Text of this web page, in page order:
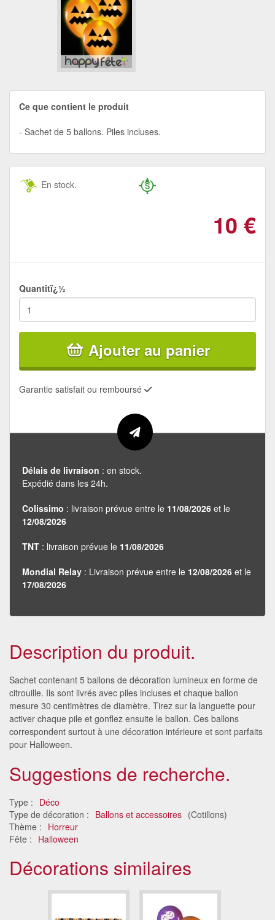
Ce que contient le produit
Sachet de 5 ballons. Piles incluses.
En stock.
10 €
Quantitï¿½
Ajouter au panier
Garantie satisfait ou remboursé
Délais de livraison : en stock.
Expédié dans les 24h.
Colissimo : livraison prévue entre le 11/08/2026 et le
12/08/2026
TNT : livraison prévue le 11/08/2026
Mondial Relay : Livraison prévue entre le 12/08/2026 et le
17/08/2026
Description du produit.
Sachet contenant 5 ballons de décoration lumineux en forme de
citrouille. Ils sont livrés avec piles incluses et chaque ballon
mesure 30 centimètres de diamètre. Tirez sur la languette pour
activer chaque pile et gonflez ensuite le ballon. Ces ballons
correspondent surtout à une décoration intérieure et sont parfaits
pour Halloween.
Suggestions de recherche.
Type : Déco
Type de décoration : Ballons et accessoires (Cotillons)
Thème : Horreur
Fête : Halloween
Décorations similaires